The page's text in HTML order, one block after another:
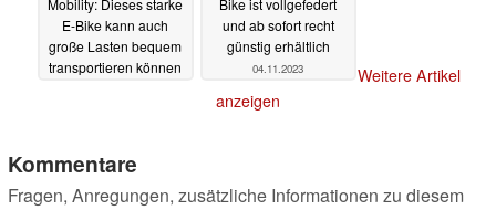
E-Bike kann auch
große Lasten bequem
transportieren können
und ab sofort recht
günstig erhältlich
04.11.2023
Weitere Artikel
anzeigen
Kommentare
Fragen, Anregungen, zusätzliche Informationen zu diesem